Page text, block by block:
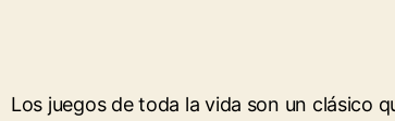
Los juegos de toda la vida son un clásico